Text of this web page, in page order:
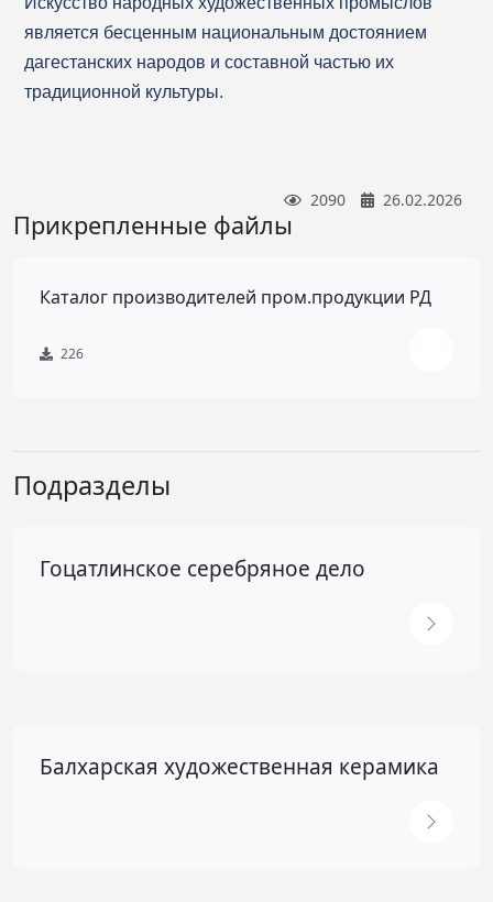
является бесценным национальным достоянием
дагестанских народов и составной частью их
традиционной культуры.
2090 26.02.2026
Прикрепленные файлы
Каталог производителей пром.продукции РД
226
Подразделы
Гоцатлинское серебряное дело
Балхарская художественная керамика